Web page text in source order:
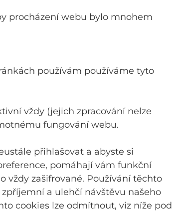
procházení webu bylo mnohem
používám používáme tyto
vždy (jejich zpracování nelze
fungování webu.
přihlašovat a abyste si
pomáhají vám funkční
vždy zašifrované. Používání těchto
a ulehčí návštěvu našeho
cookies lze odmítnout, viz níže pod